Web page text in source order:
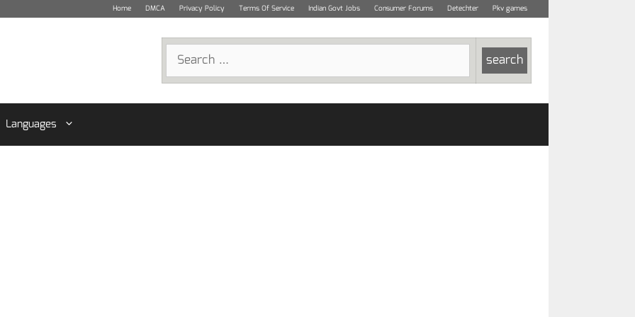
Home DMCA Privacy Policy Terms Of Service Indian Govt Jobs Consumer Forums Detechter Pkv games
Search
for:
Languages